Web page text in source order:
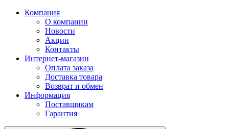
Компания
О компании
Новости
Акции
Контакты
Интернет-магазин
Оплата заказа
Доставка товара
Возврат и обмен
Информация
Поставщикам
Гарантия